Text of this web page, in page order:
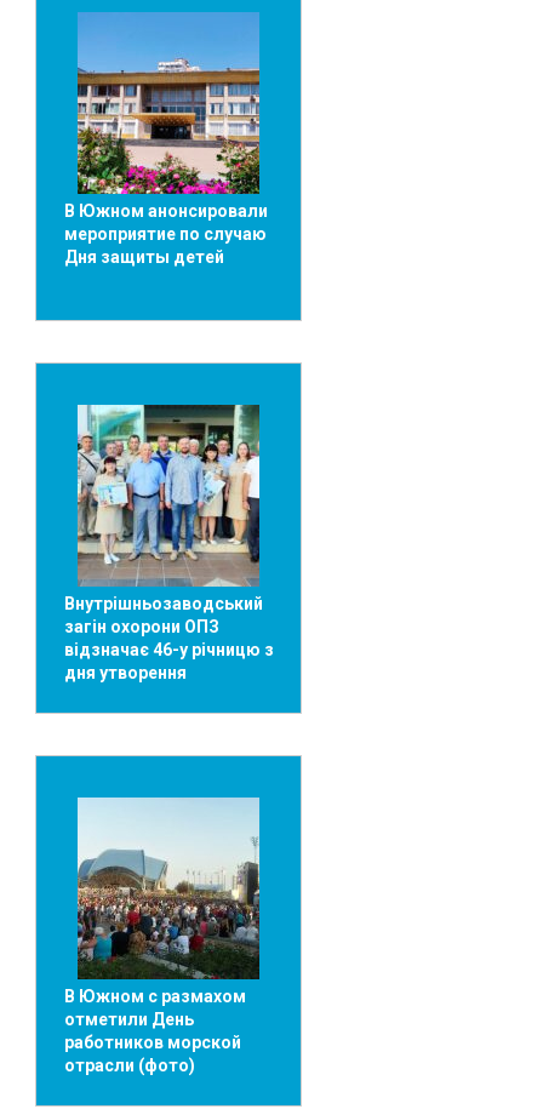
В Южном анонсировали
мероприятие по случаю
Дня защиты детей
Внутрішньозаводський
загін охорони ОПЗ
відзначає 46-у річницю з
дня утворення
В Южном с размахом
отметили День
работников морской
отрасли (фото)